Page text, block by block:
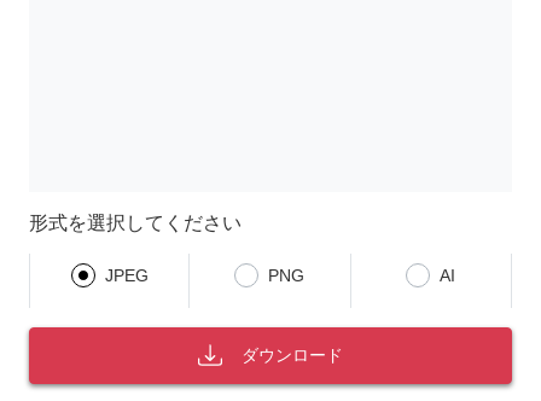
形式を選択してください
JPEG PNG AI
ダウンロード